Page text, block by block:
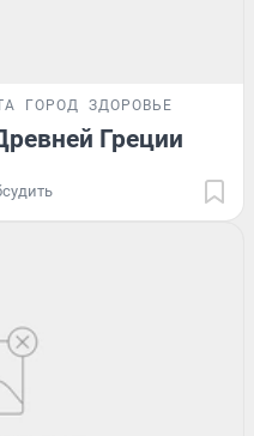
ГОРОД ЗДОРОВЬЕ
Греции